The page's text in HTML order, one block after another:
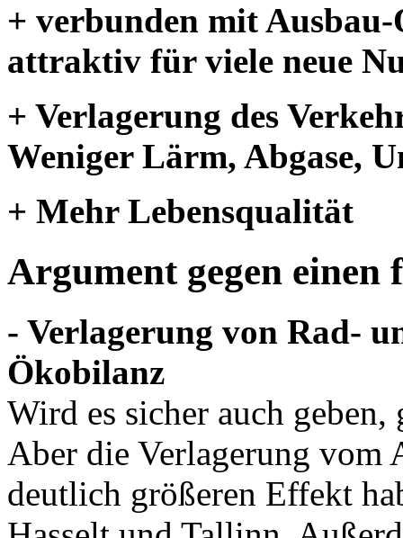
+ verbunden mit
attraktiv für viele neue
+ Verlagerung des
Weniger Lärm, Abgase,
+ Mehr Lebensqualität
Argument gegen einen
- Verlagerung von Rad-
Ökobilanz
Wird es sicher auch geben,
Aber die Verlagerung vom
deutlich größeren Effekt